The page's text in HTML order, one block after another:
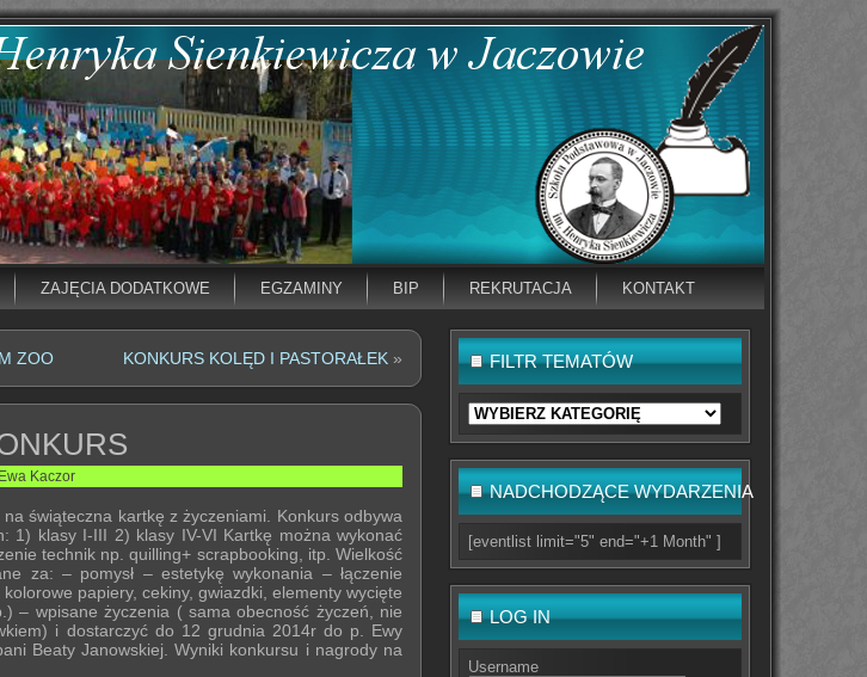
ZAJĘCIA DODATKOWE EGZAMINY BIP REKRUTACJA KONTAKT
ZOO KONKURS KOLĘD I PASTORAŁEK »
Ewa Kaczor
świąteczna kartkę z życzeniami. Konkurs odbywa
1) klasy I-III 2) klasy IV-VI Kartkę można wykonać
technik np. quilling+ scrapbooking, itp. Wielkość
za: – pomysł – estetykę wykonania – łączenie
papiery, cekiny, gwiazdki, elementy wycięte
– wpisane życzenia ( sama obecność życzeń, nie
i dostarczyć do 12 grudnia 2014r do p. Ewy
Beaty Janowskiej. Wyniki konkursu i nagrody na
FILTR TEMATÓW
Filtr
tematów
NADCHODZĄCE WYDARZENIA
[eventlist limit="5" end="+1 Month" ]
LOG IN
Username